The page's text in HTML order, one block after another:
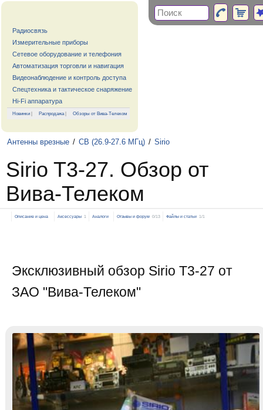
Радиосвязь
Измерительные приборы
Сетевое оборудование и телефония
Автоматизация торговли и навигация
Видеонаблюдение и контроль доступа
Спецтехника и тактическое снаряжение
Hi-Fi аппаратура
Новинки | Распродажа| Обзоры от Вива-Телеком
Антенны врезные / CB (26.9-27.6 МГц) / Sirio
Sirio T3-27. Обзор от
Вива-Телеком
Описание и цена Аксессуары 1 Аналоги Отзывы и форум 0/13 Файлы и статьи 1/1
Эксклюзивный обзор Sirio T3-27 от
ЗАО "Вива-Телеком"